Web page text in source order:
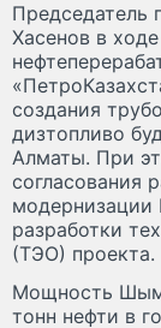
Председатель
Хасенов в
создания
дизтопливо
Алматы. При
согласования
модернизации
разработки
(ТЭО) проекта.
Мощность
тонн нефти в